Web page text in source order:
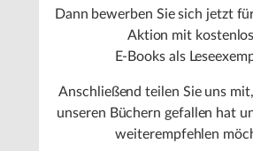
Dann bewerben Sie sich jetzt
Aktion mit
E-Books als
Anschließend teilen Sie uns
unseren Büchern gefallen hat
weiterempfehlen